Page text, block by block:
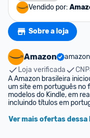
Vendido por:
Sobre a loja
Amazon
Loja verificada
A Amazon brasileira
um site em português no
modelos do Kindle, em
incluindo títulos em
Ver mais ofertas dessa